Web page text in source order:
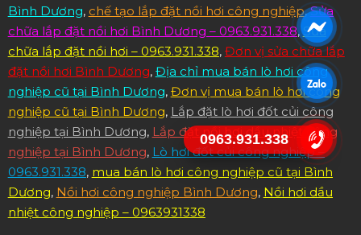
Bình Dương, chế tạo lắp đặt nồi hơi công nghiệp,Sửa
chữa lắp đặt nồi hơi Bình Dương – 0963.931.338,Sửa
chữa lắp đặt nồi hơi – 0963.931.338, Đơn vị sửa chữa lắp
đặt nồi hơi Bình Dương, Địa chỉ mua bán lò hơi công
nghiệp cũ tại Bình Dương, Đơn vị mua bán lò hơi công
nghiệp cũ tại Bình Dương, Lắp đặt lò hơi đốt củi công
nghiệp tại Bình Dương, Lắp đặt nồi hơi dầu nhiệt công
nghiệp tại Bình Dương, Lò hơi đốt củi công nghiệp –
0963.931.338, mua bán lò hơi công nghiệp cũ tại Bình
Dương, Nồi hơi công nghiệp Bình Dương, Nồi hơi dầu
nhiệt công nghiệp – 0963931338
0963.931.338